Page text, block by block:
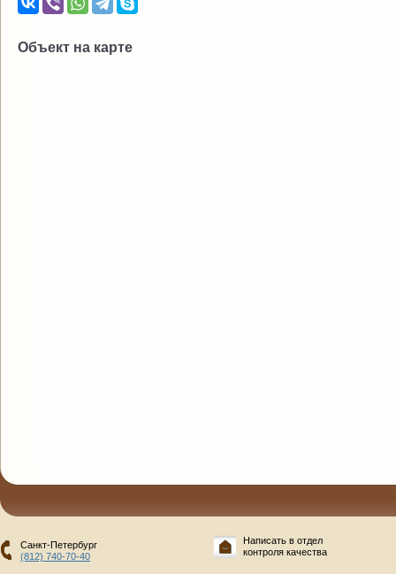
Объект на карте
Санкт-Петербург
(812) 740-70-40
Написать в отдел
контроля качества